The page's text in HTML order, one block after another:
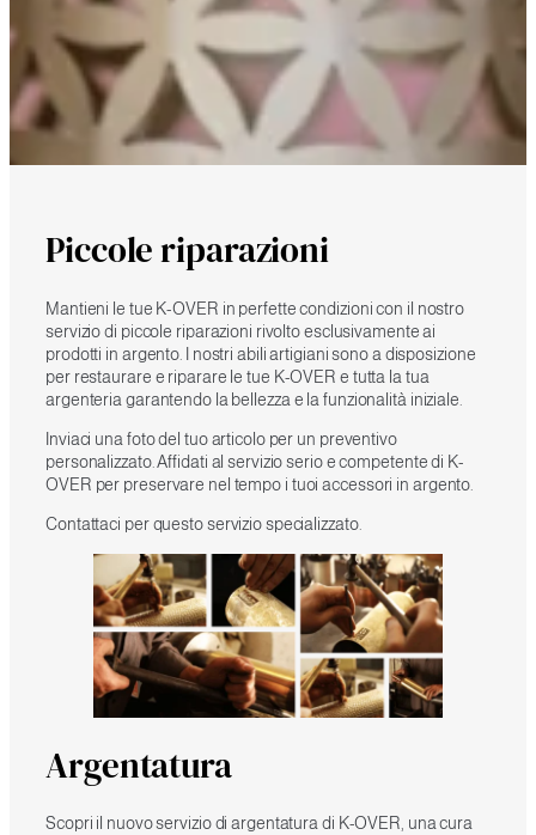
Piccole riparazioni
Mantieni le tue K-OVER in perfette condizioni con il nostro
servizio di piccole riparazioni rivolto esclusivamente ai
prodotti in argento. I nostri abili artigiani sono a disposizione
per restaurare e riparare le tue K-OVER e tutta la tua
argenteria garantendo la bellezza e la funzionalità iniziale.
Inviaci una foto del tuo articolo per un preventivo
personalizzato. Affidati al servizio serio e competente di K-
OVER per preservare nel tempo i tuoi accessori in argento.
Contattaci per questo servizio specializzato.
Argentatura
Scopri il nuovo servizio di argentatura di K-OVER, una cura